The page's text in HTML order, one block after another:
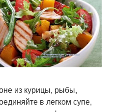
из курицы, рыбы,
в легком супе,